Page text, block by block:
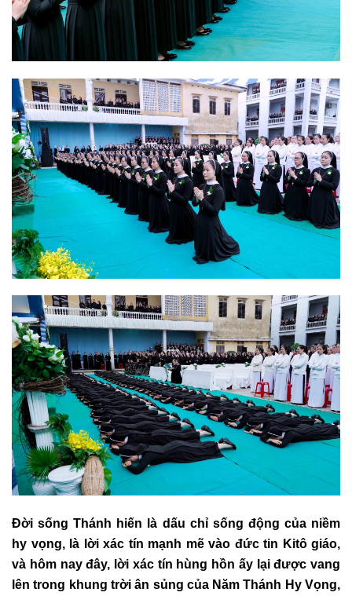
Đời sống Thánh hiến là dấu chỉ sống động của niềm
hy vọng, là lời xác tín mạnh mẽ vào đức tin Kitô giáo,
và hôm nay đây, lời xác tín hùng hồn ấy lại được vang
lên trong khung trời ân sủng của Năm Thánh Hy Vọng,